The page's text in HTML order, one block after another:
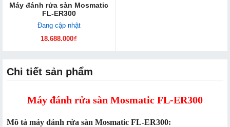
Máy đánh rửa sàn Mosmatic
FL-ER300
Đang cập nhật
18.688.000₫
Chi tiết sản phẩm
Máy đánh rửa sàn Mosmatic FL-ER300
Mô tả máy đánh rửa sàn Mosmatic FL-ER300: